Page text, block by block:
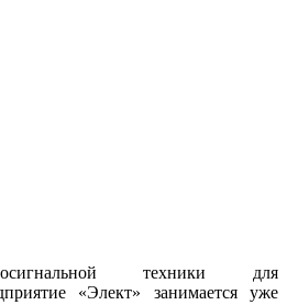
техники для
«Элект» занимается уже